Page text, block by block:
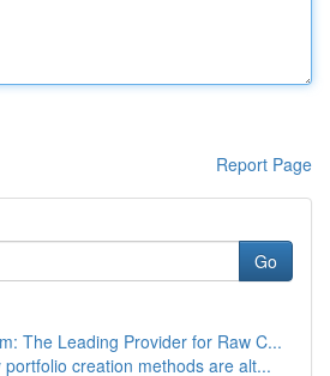
Report Page
Go
The Leading Provider for Raw C...
creation methods are alt...